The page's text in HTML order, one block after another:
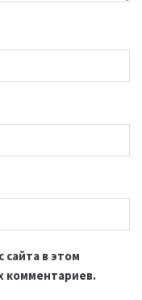
сайта в этом
комментариев.